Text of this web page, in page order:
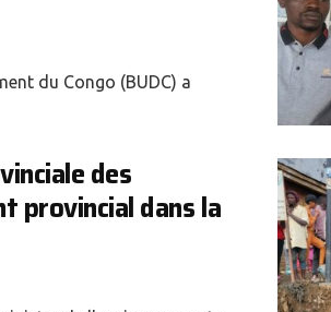
du Congo (BUDC) a
des
provincial dans la